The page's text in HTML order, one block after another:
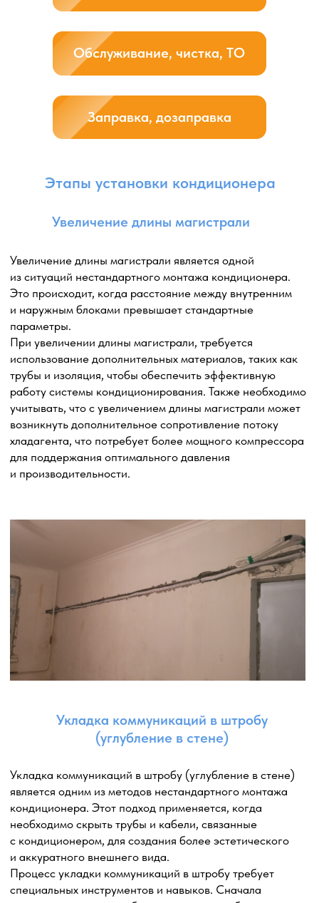
Вывод дренажного шланга
от окна или над окном обеспечивает оптимальное
полезным, если наружное пространство ограничено или
оконная рама занята другими элементами.
Особое внимание уделяется правильной прокладке
коммуникаций, включая хладагентные трубы,
услуги промышленного альпиниста.
Мы обеспечиваем, чтобы наружный блок был
установлен на безопасном расстоянии от оконного
проема, чтобы избежать возможных помех в открывании
пространство, обеспечивая хорошую
Вывод дренажного шланга в канализацию
обеспечивает удаление конденсата, который
образуется в процессе работы системы
кондиционирования. Правильное подключение
гарантирует эффективное и надежное удаление
конденсата без создания проблем с отводом влаги.
Выбор точки вывода: определяем подходящую точку
в канализационной системе для подключения
дренажного шланга. Это может быть сифон, дренажный
коллектор или другое подходящее место, где конденсат
может быть безопасно удален.
Корректное подключение: обеспечиваем правильное
подключение дренажного шланга к выбранной точке
в канализации.
отток конденсата. Также учитываем расстояние между
кондиционером и точкой вывода, чтобы избежать
слишком длинных шлангов или излишнего напряжения.